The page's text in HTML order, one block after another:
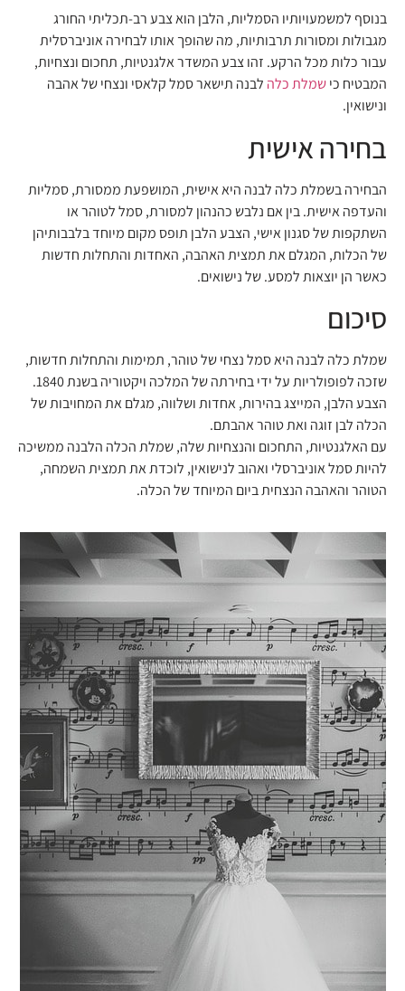
בנוסף למשמעויותיו הסמליות, הלבן הוא צבע רב-תכליתי החורג
מגבולות ומסורות תרבותיות, מה שהופך אותו לבחירה אוניברסלית
עבור כלות מכל הרקע. זהו צבע המשדר אלגנטיות, תחכום ונצחיות,
המבטיח כישמלת כלה לבנה תישאר סמל קלאסי ונצחי של אהבה
ונישואין.
בחירה אישית
הבחירה בשמלת כלה לבנה היא אישית, המושפעת ממסורת, סמליות
והעדפה אישית. בין אם נלבש כהנהון למסורת, סמל לטוהר או
השתקפות של סגנון אישי, הצבע הלבן תופס מקום מיוחד בלבבותיהן
של הכלות, המגלם את תמצית האהבה, האחדות והתחלות חדשות
כאשר הן יוצאות למסע. של נישואים.
סיכום
שמלת כלה לבנה היא סמל נצחי של טוהר, תמימות והתחלות חדשות,
שזכה לפופולריות על ידי בחירתה של המלכה ויקטוריה בשנת 1840.
הצבע הלבן, המייצג בהירות, אחדות ושלווה, מגלם את המחויבות של
הכלה לבן זוגה ואת טוהר אהבתם.
עם האלגנטיות, התחכום והנצחיות שלה, שמלת הכלה הלבנה ממשיכה
להיות סמל אוניברסלי ואהוב לנישואין, לוכדת את תמצית השמחה,
הטוהר והאהבה הנצחית ביום המיוחד של הכלה.